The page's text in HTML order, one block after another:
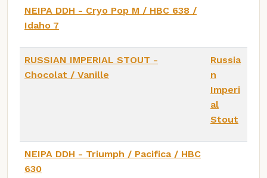
NEIPA DDH - Cryo Pop M / HBC 638 /
Idaho 7
RUSSIAN IMPERIAL STOUT -
Chocolat / Vanille
Russia
n
Imperi
al
Stout
NEIPA DDH - Triumph / Pacifica / HBC
630